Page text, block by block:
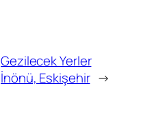
Gezilecek Yerler
İnönü, Eskişehir →